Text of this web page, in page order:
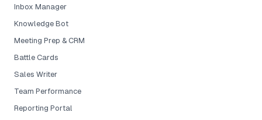
Inbox Manager
Knowledge Bot
Meeting Prep & CRM
Battle Cards
Sales Writer
Team Performance
Reporting Portal